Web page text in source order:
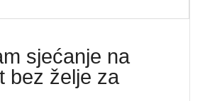
sjećanje na
bez želje za